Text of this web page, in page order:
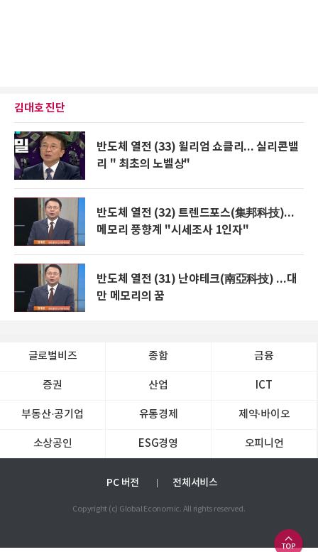
김대호 진단
반도체 열전 (33) 윌리엄 쇼클리... 실리콘밸
리 " 최초의 노벨상"
반도체 열전 (32) 트렌드포스(集邦科技)...
메모리 풍향계 "시세조사 1인자"
반도체 열전 (31) 난야테크(南亞科技) ...대
만 메모리의 꿈
글로벌비즈 종합 금융
증권 산업 ICT
부동산·공기업 유통경제 제약∙바이오
소상공인 ESG경영 오피니언
PC 버전 전체서비스
Copyright (c) Global Economic. All rights reserved.